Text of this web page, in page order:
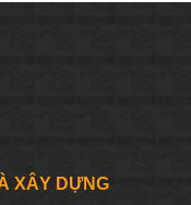
XÂY DỰNG